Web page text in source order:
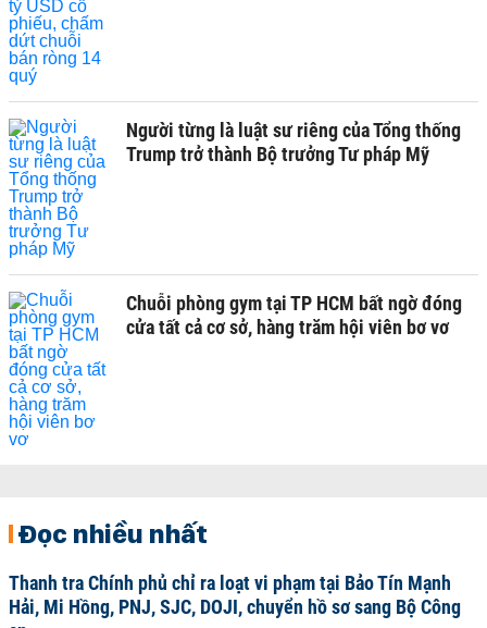
Người từng là luật sư riêng của Tổng thống
Trump trở thành Bộ trưởng Tư pháp Mỹ
Chuỗi phòng gym tại TP HCM bất ngờ đóng
cửa tất cả cơ sở, hàng trăm hội viên bơ vơ
Đọc nhiều nhất
Thanh tra Chính phủ chỉ ra loạt vi phạm tại Bảo Tín Mạnh
Hải, Mi Hồng, PNJ, SJC, DOJI, chuyển hồ sơ sang Bộ Công